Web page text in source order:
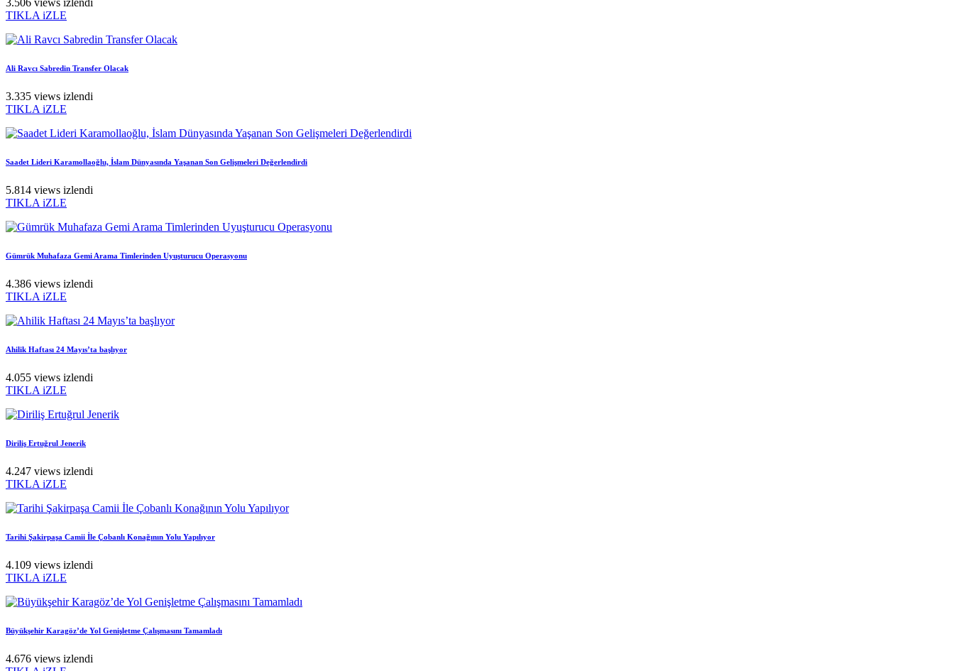
3.506 views izlendi
TIKLA iZLE
Ali Ravcı Sabredin Transfer Olacak
3.335 views izlendi
TIKLA iZLE
Saadet Lideri Karamollaoğlu, İslam Dünyasında Yaşanan Son Gelişmeleri Değerlendirdi
5.814 views izlendi
TIKLA iZLE
Gümrük Muhafaza Gemi Arama Timlerinden Uyuşturucu Operasyonu
4.386 views izlendi
TIKLA iZLE
Ahilik Haftası 24 Mayıs’ta başlıyor
4.055 views izlendi
TIKLA iZLE
Diriliş Ertuğrul Jenerik
4.247 views izlendi
TIKLA iZLE
Tarihi Şakirpaşa Camii İle Çobanlı Konağının Yolu Yapılıyor
4.109 views izlendi
TIKLA iZLE
Büyükşehir Karagöz’de Yol Genişletme Çalışmasını Tamamladı
4.676 views izlendi